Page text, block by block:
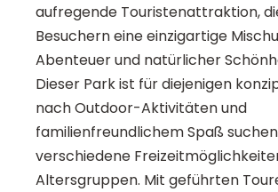
aufregende Touristenattraktion,
Besuchern eine einzigartige
Abenteuer und natürlicher
Dieser Park ist für diejenigen
nach Outdoor-Aktivitäten und
familienfreundlichem Spaß
verschiedene
Altersgruppen. Mit geführten